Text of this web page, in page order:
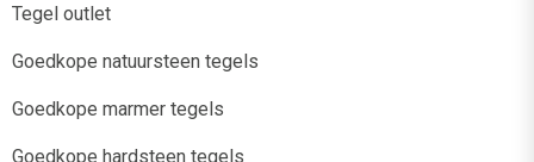
Tegel outlet
Goedkope natuursteen tegels
Goedkope marmer tegels
Goedkope hardsteen tegels